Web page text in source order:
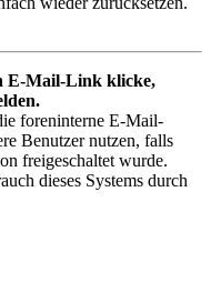
E-Mail-Link klicke,
foreninterne E-Mail-
Benutzer nutzen, falls
freigeschaltet wurde.
dieses Systems durch